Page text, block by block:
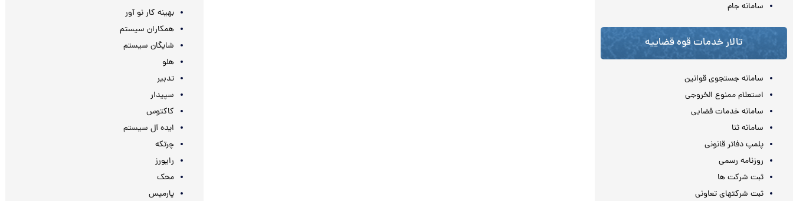
سامانه جام
تالار خدمات قوه قضاییه
سامانه جستجوی قوانین
استعلام ممنوع الخروجی
سامانه خدمات قضایی
سامانه ثنا
پلمپ دفاتر قانونی
روزنامه رسمی
ثبت شرکت ها
ثبت شرکتهای تعاونی
بهینه کار نو آور
همکاران سیستم
شایگان سیستم
هلو
تدبیر
سپیدار
کاکتوس
ایده آل سیستم
چرتکه
رایورز
محک
پارمیس